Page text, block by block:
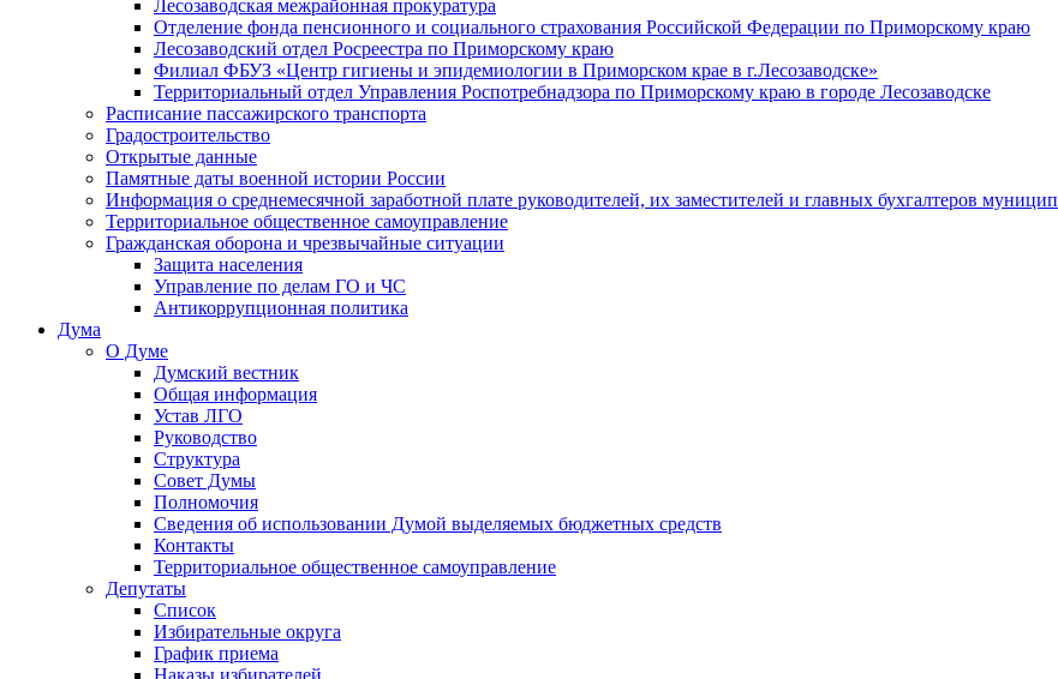
Лесозаводская межрайонная прокуратура
Отделение фонда пенсионного и социального страхования Российской Федерации по Приморскому краю
Лесозаводский отдел Росреестра по Приморскому краю
Филиал ФБУЗ «Центр гигиены и эпидемиологии в Приморском крае в г.Лесозаводске»
Территориальный отдел Управления Роспотребнадзора по Приморскому краю в городе Лесозаводске
Расписание пассажирского транспорта
Градостроительство
Открытые данные
Памятные даты военной истории России
Информация о среднемесячной заработной плате руководителей, их заместителей и главных бухгалтеров
Территориальное общественное самоуправление
Гражданская оборона и чрезвычайные ситуации
Защита населения
Управление по делам ГО и ЧС
Антикоррупционная политика
Дума
О Думе
Думский вестник
Общая информация
Устав ЛГО
Руководство
Структура
Совет Думы
Полномочия
Сведения об использовании Думой выделяемых бюджетных средств
Контакты
Территориальное общественное самоуправление
Депутаты
Список
Избирательные округа
График приема